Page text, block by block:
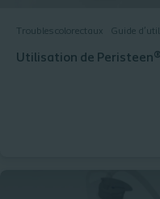
Troubles colorectaux Guide
Utilisation de